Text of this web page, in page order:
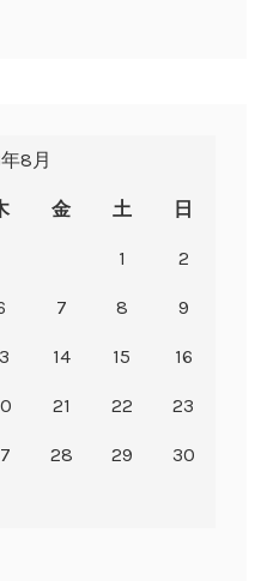
8月
金 土 日
1 2
7 8 9
14 15 16
21 22 23
28 29 30